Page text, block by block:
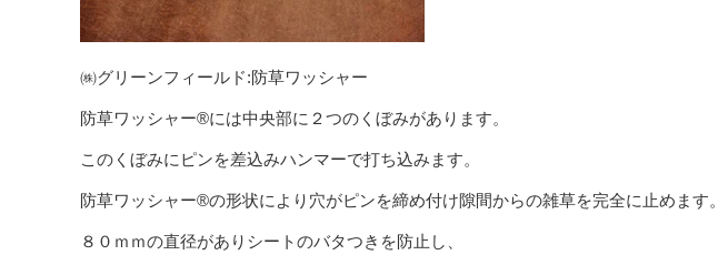
㈱グリーンフィールド:防草ワッシャー
防草ワッシャー®には中央部に２つのくぼみがあります。
このくぼみにピンを差込みハンマーで打ち込みます。
防草ワッシャー®の形状により穴がピンを締め付け隙間からの雑草を完全に止めます。
８０ｍｍの直径がありシートのバタつきを防止し、